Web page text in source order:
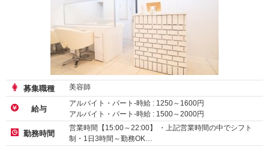
募集職種 美容師
給与
アルバイト・パート-時給 : 1250～ 1600円
アルバイト・パート-時給 : 1500～2000円
勤務時間
営業時間【15:00～22:00】 ・上記営業時間の中でシフト
制・1日3時間～勤務OK…